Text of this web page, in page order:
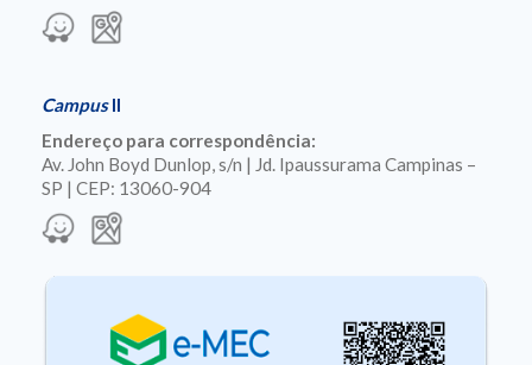
CampusII
Endereço para correspondência:
Av. John Boyd Dunlop, s/n | Jd. Ipaussurama Campinas –
SP | CEP: 13060-904